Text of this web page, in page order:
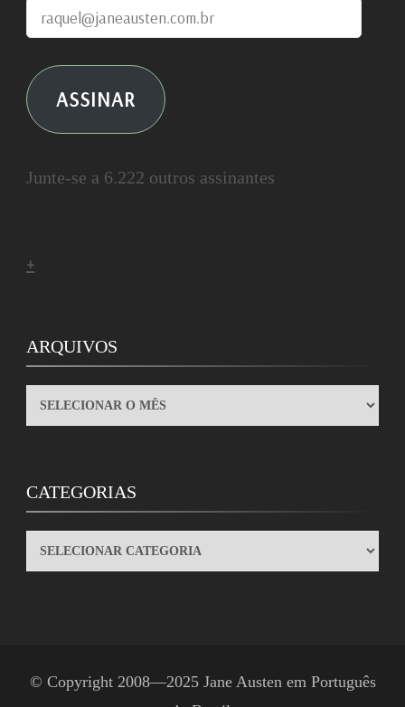
raquel@janeausten.com.br
ASSINAR
Junte-se a 6.222 outros assinantes
+
ARQUIVOS
ARQUIVOS
CATEGORIAS
CATEGORIAS
© Copyright 2008—2025 Jane Austen em Português